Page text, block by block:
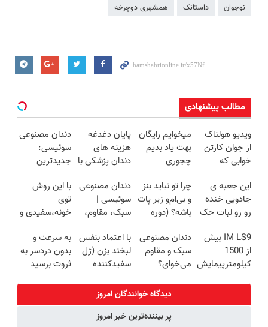
نوجوان داستانک همشهری دوچرخه
مطالب پیشنهادی
ویدیو هولناک
از جوان کارتن
خوابی که
آموزش رایگان
میخوایم رایگان
بهت یاد بدیم
چجوری
نداری امتحانش
مجانیه
پایان دغدغه
هزینه های
دندان پزشکی با
کننده خانگی
دندان مصنوعی
سوئیسی:
جدیدترین
سبک و مقاوم |
پرداخت قسطی
این جعبه ی
جادویی خنده
رو رو لبات حک
خرید40%تخفیف
چرا تو نباید بنز
و بی‌ام‌و زیر پات
باشه؟ (دوره
میلیاردی)
دندان مصنوعی
سوئیسی |
سبک، مقاوم،
رایگان+پرداخت
اقساطی😍
با این روش
توی
خونه،سفیدی و
برگردون
(40%off)
IM LS9 بیش
از 1500
کیلومترپیمایش
دندان مصنوعی
سبک و مقاوم
می‌خوای؟
اقساطی هم
داریم!😍 | 📍
با اعتماد بنفس
لبخند بزن (ژل
سفیدکننده
به سرعت و
بدون دردسر به
ثروت برسید
پولسازی)
دیدگاه خوانندگان امروز
پر بیننده‌ترین خبر امروز